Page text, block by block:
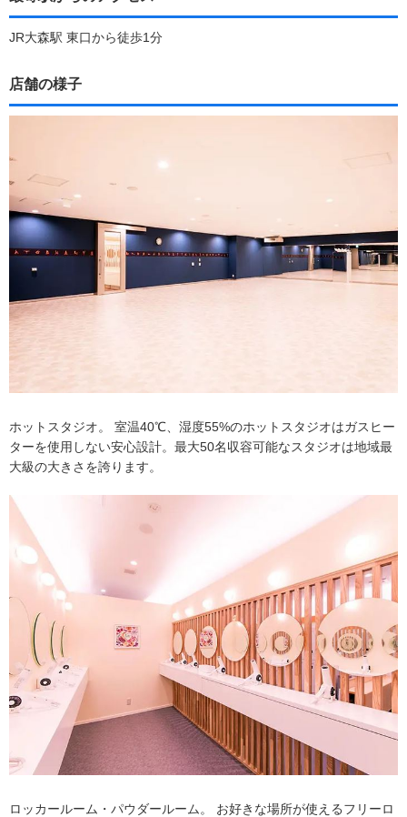
JR大森駅 東口から徒歩1分
店舗の様子
ホットスタジオ。 室温40℃、湿度55%のホットスタジオはガスヒー
ターを使用しない安心設計。最大50名収容可能なスタジオは地域最
大級の大きさを誇ります。
ロッカールーム・パウダールーム。 お好きな場所が使えるフリーロ